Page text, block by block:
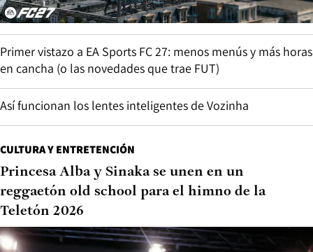
Primer vistazo a EA Sports FC 27: menos menús y más horas
en cancha (o las novedades que trae FUT)
Así funcionan los lentes inteligentes de Vozinha
CULTURA Y ENTRETENCIÓN
Princesa Alba y Sinaka se unen en un
reggaetón old school para el himno de la
Teletón 2026